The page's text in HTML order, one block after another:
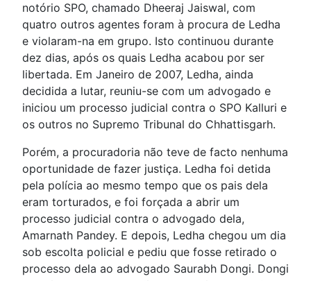
notório SPO, chamado Dheeraj Jaiswal, com
quatro outros agentes foram à procura de Ledha
e violaram-na em grupo. Isto continuou durante
dez dias, após os quais Ledha acabou por ser
libertada. Em Janeiro de 2007, Ledha, ainda
decidida a lutar, reuniu-se com um advogado e
iniciou um processo judicial contra o SPO Kalluri e
os outros no Supremo Tribunal do Chhattisgarh.
Porém, a procuradoria não teve de facto nenhuma
oportunidade de fazer justiça. Ledha foi detida
pela polícia ao mesmo tempo que os pais dela
eram torturados, e foi forçada a abrir um
processo judicial contra o advogado dela,
Amarnath Pandey. E depois, Ledha chegou um dia
sob escolta policial e pediu que fosse retirado o
processo dela ao advogado Saurabh Dongi. Dongi